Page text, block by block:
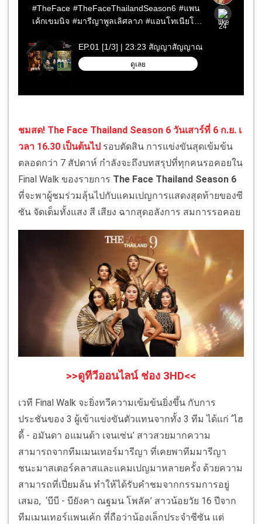
ชมสด! The Face Thailand Season 6 วันเสาร์ที่ 6 ก.ย. เ
วลา 16.30 เป็นต้นไป รอบตัดสิน การแข่งขันสุดเข้มข้น
ตลอดกว่า 7 สัปดาห์ กำลังจะถึงบทสรุปที่ทุกคนรอคอยใน
Final Walk ของรายการ The Face Thailand Season 6
ที่จะพาผู้ชมร่วมลุ้นไปกับแคมเปญการแสดงสุดท้ายของซี
ซัน จัดเต็มทั้งแสง สี เสียง ฉากสุดอลังการ สมการรอคอย
>>ดูทีวีออนไลน์ ช่อง 3HD<<
เวที Final Walk จะยิ่งทวีความเข้มข้นยิ่งขึ้น กับการ
ประชันของ 3 ผู้เข้าแข่งขันตัวแทนจากทั้ง 3 ทีม ได้แก่ ‘ไฮ
ดี้ - อมันดา อแมนด้า เจนเซ่น’ สาวสวยมากความ
สามารถจากทีมเมนเทอร์มารีญา ที่เคยพาทีมมารีญา
ชนะมาสเตอร์คลาสและแคมเปญมาหลายครั้ง ด้วยความ
สามารถที่เปี่ยมล้น ทำให้ได้รับคำชมจากกรรมการอยู่
เสมอ, ‘บีบี - บียังคา ณฐมน โพลัค’ สาวน้อยวัย 16 ปีจาก
ทีมเมนเทอร์แพนเค้ก ที่ถือว่าน้องเล็กประจำซีซัน แต่